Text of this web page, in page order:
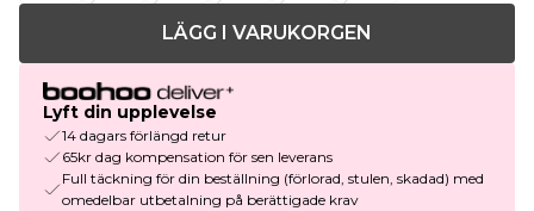
LÄGG I VARUKORGEN
Lyft din upplevelse
14 dagars förlängd retur
65kr dag kompensation för sen leverans
Full täckning för din beställning (förlorad, stulen, skadad) med
omedelbar utbetalning på berättigade krav